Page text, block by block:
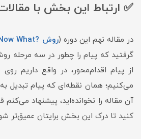
✅ ارتباط این بخش با
در مقاله نهم این دوره (روش ?What? So What? Now What
گرفتید که پیام را چطور در سه مرحله
می‌کنیم؛ همان نقطه‌ای که پیام تبدیل
آن مقاله را نخوانده‌اید، پیشنهاد می‌کنم
کنید تا درک این بخش برایتان عمیق‌تر